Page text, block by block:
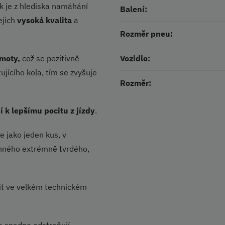
je z hlediska namáhání
vysoká kvalita a
což se pozitivně
kola, tím se zvyšuje
k lepšímu pocitu z jízdy.
jako jeden kus, v
extrémně tvrdého,
ve velkém technickém
Balení:
Rozměr pneu:
Vozidlo:
Rozměr: